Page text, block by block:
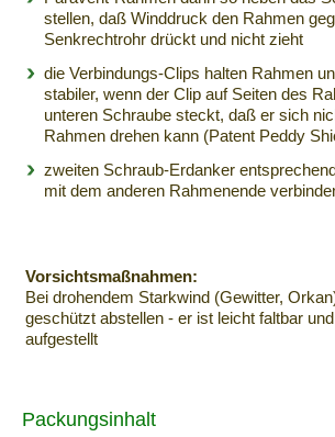
stellen, daß Winddruck den Rahmen
Senkrechtrohr drückt und nicht zieht
die Verbindungs-Clips halten Rahmen
stabiler, wenn der Clip auf Seiten des
unteren Schraube steckt, daß er sich
Rahmen drehen kann (Patent Peddy
zweiten Schraub-Erdanker
mit dem anderen Rahmenende
Vorsichtsmaßnahmen:
Bei drohendem Starkwind (Gewitter,
geschützt abstellen - er ist leicht faltbar
aufgestellt
Packungsinhalt